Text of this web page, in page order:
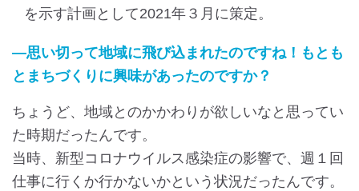
を示す計画として2021年３月に策定。
―思い切って地域に飛び込まれたのですね！もとも
とまちづくりに興味があったのですか？
ちょうど、地域とのかかわりが欲しいなと思ってい
た時期だったんです。
当時、新型コロナウイルス感染症の影響で、週１回
仕事に行くか行かないかという状況だったんです。